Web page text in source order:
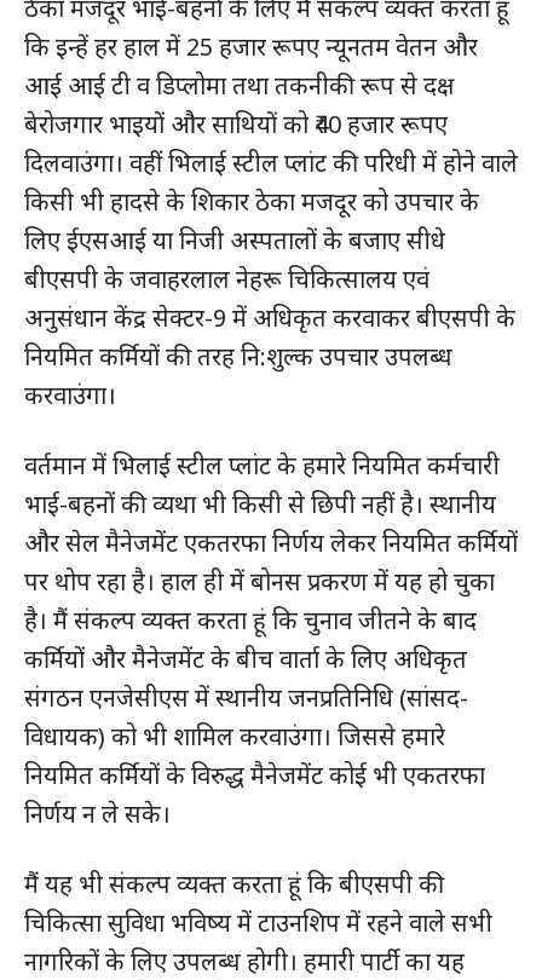
ठेका मजदूर भाई-बहनों के लिए मैं संकल्प व्यक्त करता हूं
कि इन्हें हर हाल में 25 हजार रूपए न्यूनतम वेतन और
आई आई टी व डिप्लोमा तथा तकनीकी रूप से दक्ष
बेरोजगार भाइयों और साथियों को ₹40 हजार रूपए
दिलवाउंगा। वहीं भिलाई स्टील प्लांट की परिधी में होने वाले
किसी भी हादसे के शिकार ठेका मजदूर को उपचार के
लिए ईएसआई या निजी अस्पतालों के बजाए सीधे
बीएसपी के जवाहरलाल नेहरू चिकित्सालय एवं
अनुसंधान केंद्र सेक्टर-9 में अधिकृत करवाकर बीएसपी के
नियमित कर्मियों की तरह नि:शुल्क उपचार उपलब्ध
करवाउंगा।
वर्तमान में भिलाई स्टील प्लांट के हमारे नियमित कर्मचारी
भाई-बहनों की व्यथा भी किसी से छिपी नहीं है। स्थानीय
और सेल मैनेजमेंट एकतरफा निर्णय लेकर नियमित कर्मियों
पर थोप रहा है। हाल ही में बोनस प्रकरण में यह हो चुका
है। मैं संकल्प व्यक्त करता हूं कि चुनाव जीतने के बाद
कर्मियों और मैनेजमेंट के बीच वार्ता के लिए अधिकृत
संगठन एनजेसीएस में स्थानीय जनप्रतिनिधि (सांसद-
विधायक) को भी शामिल करवाउंगा। जिससे हमारे
नियमित कर्मियों के विरुद्ध मैनेजमेंट कोई भी एकतरफा
निर्णय न ले सके।
मैं यह भी संकल्प व्यक्त करता हूं कि बीएसपी की
चिकित्सा सुविधा भविष्य में टाउनशिप में रहने वाले सभी
नागरिकों के लिए उपलब्ध होगी। हमारी पार्टी का यह